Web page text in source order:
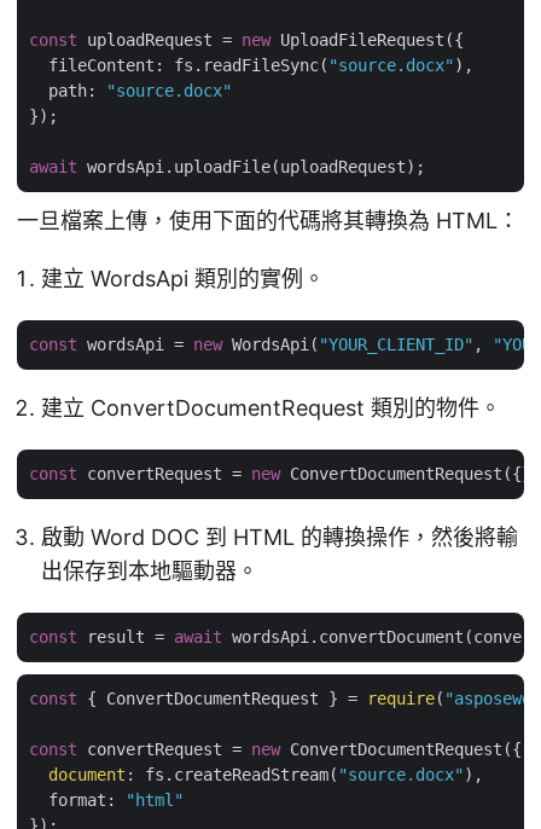
const uploadRequest = new UploadFileRequest({
fileContent : fs.readFileSync( "source.docx" ),
path:
"source.docx"
});
await
一旦檔案上傳，使用下面的代碼將其轉換為 HTML：
建立 WordsApi 類別的實例。
const wordsApi = new WordsApi( "YOUR_CLIENT_ID" ,
建立 ConvertDocumentRequest 類別的物件。
const convertRequest = new
啟動 Word DOC 到 HTML 的轉換操作，然後將輸
出保存到本地驅動器。
const result = await
const { ConvertDocumentRequest } = require(
const convertRequest = new ConvertDocumentRequest({
document : fs.createReadStream( "source.docx" ),
  format:
"html"